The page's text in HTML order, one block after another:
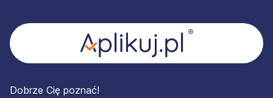
Dobrze Cię poznać!